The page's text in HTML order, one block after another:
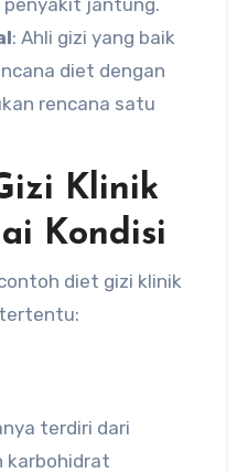
penyakit jantung.
: Ahli gizi yang baik
diet dengan
rencana satu
Klinik
Kondisi
diet gizi klinik
terdiri dari
karbohidrat